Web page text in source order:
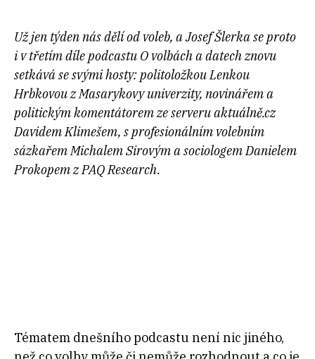
Už jen týden nás dělí od voleb, a Josef Šlerka se proto
i v třetím díle podcastu O volbách a datech znovu
setkává se svými hosty: politoložkou Lenkou
Hrbkovou z Masarykovy univerzity, novinářem a
politickým komentátorem ze serveru aktuálně.cz
Davidem Klimešem, s profesionálním volebním
sázkařem Michalem Sirovým a sociologem Danielem
Prokopem z PAQ Research.
Tématem dnešního podcastu není nic jiného,